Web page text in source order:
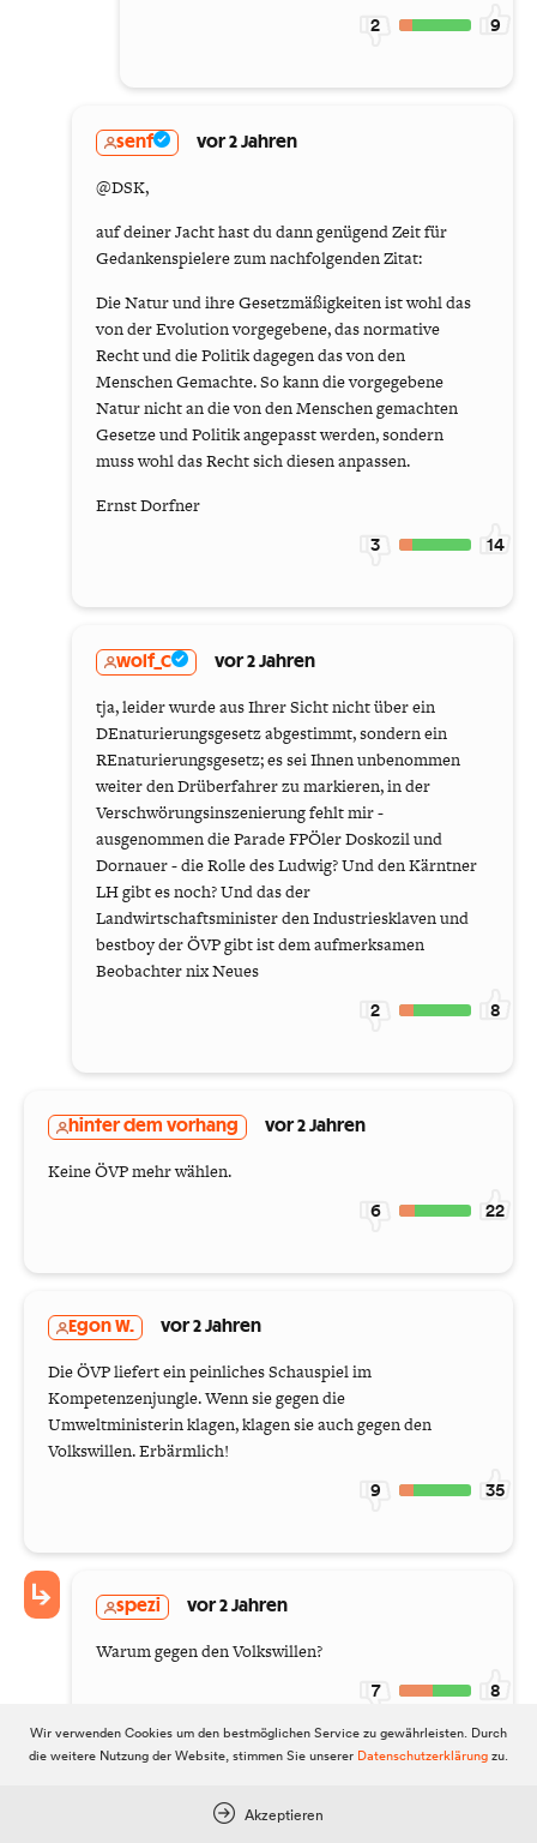
2 9
senf vor 2 Jahren
@DSK,
auf deiner Jacht hast du dann genügend Zeit für
Gedankenspielere zum nachfolgenden Zitat:
Die Natur und ihre Gesetzmäßigkeiten ist wohl das
von der Evolution vorgegebene, das normative
Recht und die Politik dagegen das von den
Menschen Gemachte. So kann die vorgegebene
Natur nicht an die von den Menschen gemachten
Gesetze und Politik angepasst werden, sondern
muss wohl das Recht sich diesen anpassen.
Ernst Dorfner
3 14
wolf_C vor 2 Jahren
tja, leider wurde aus Ihrer Sicht nicht über ein
DEnaturierungsgesetz abgestimmt, sondern ein
REnaturierungsgesetz; es sei Ihnen unbenommen
weiter den Drüberfahrer zu markieren, in der
Verschwörungsinszenierung fehlt mir -
ausgenommen die Parade FPÖler Doskozil und
Dornauer - die Rolle des Ludwig? Und den Kärntner
LH gibt es noch? Und das der
Landwirtschaftsminister den Industriesklaven und
bestboy der ÖVP gibt ist dem aufmerksamen
Beobachter nix Neues
2 8
hinter dem vorhang vor 2 Jahren
Keine ÖVP mehr wählen.
6 22
Egon W. vor 2 Jahren
Die ÖVP liefert ein peinliches Schauspiel im
Kompetenzenjungle. Wenn sie gegen die
Umweltministerin klagen, klagen sie auch gegen den
Volkswillen. Erbärmlich!
9 35
spezi vor 2 Jahren
Warum gegen den Volkswillen?
7 8
M2408 vor 2 Jahren
Wir verwenden Cookies um den bestmöglichen Service zu gewährleisten. Durch
die weitere Nutzung der Website, stimmen Sie unserer Datenschutzerklärungzu.
Akzeptieren